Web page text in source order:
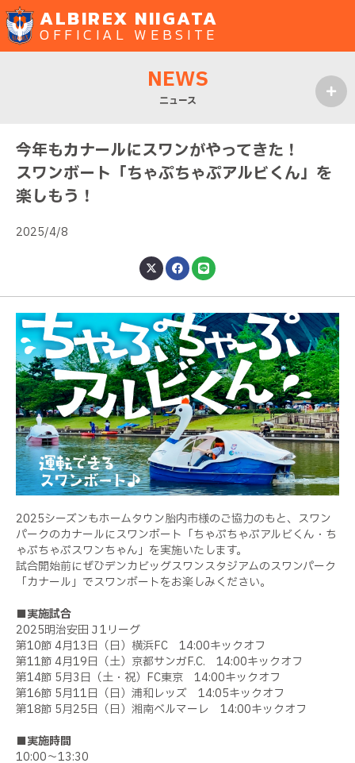
ALBIREX NIIGATA
OFFICIAL WEBSITE
NEWS
ニュース
今年もカナールにスワンがやってきた！
スワンボート「ちゃぷちゃぷアルビくん」を
楽しもう！
2025/4/8
2025シーズンもホームタウン胎内市様のご協力のもと、スワン
パークのカナールにスワンボート「ちゃぷちゃぷアルビくん・ち
ゃぷちゃぷスワンちゃん」を実施いたします。
試合開始前にぜひデンカビッグスワンスタジアムのスワンパーク
「カナール」でスワンボートをお楽しみください。
■実施試合
2025明治安田Ｊ1リーグ
第10節 4月13日（日）横浜FC 14:00キックオフ
第11節 4月19日（土）京都サンガF.C. 14:00キックオフ
第14節 5月3日（土・祝）FC東京 14:00キックオフ
第16節 5月11日（日）浦和レッズ 14:05キックオフ
第18節 5月25日（日）湘南ベルマーレ 14:00キックオフ
■実施時間
10:00～13:30